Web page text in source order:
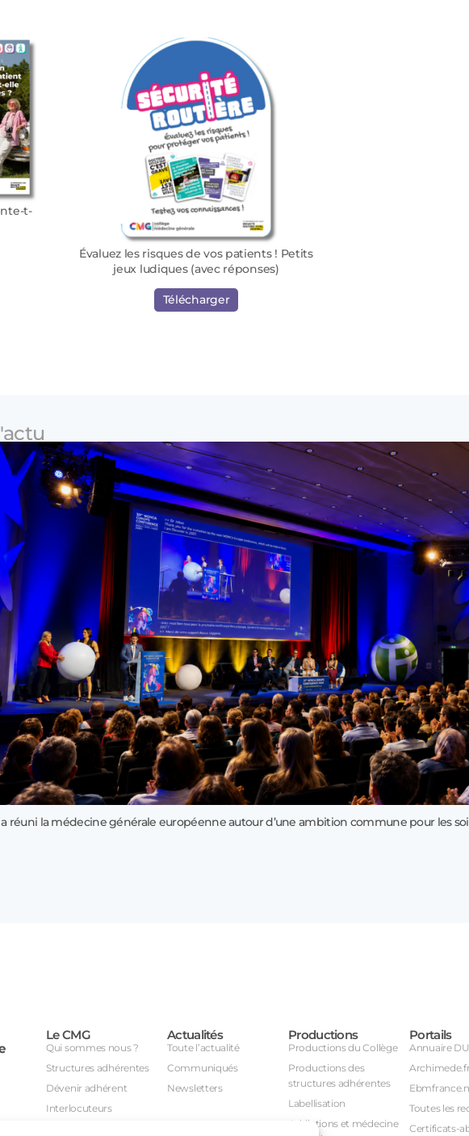
t-
Évaluez les risques de vos patients ! Petits
jeux ludiques (avec réponses)
Télécharger
a réuni la médecine générale européenne autour d’une ambition commune pour les
Le CMG
Qui sommes nous ?
Structures adhérentes
Dévenir adhérent
Interlocuteurs
Actualités
Toute l’actualité
Communiqués
Newsletters
Productions
Productions du Collège
Productions des
structures adhérentes
Labellisation
Addictions et médecine
Portails
Annuaire
Toutes les
Certificats-